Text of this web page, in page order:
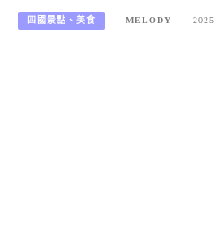
四國景點、美食 MELODY